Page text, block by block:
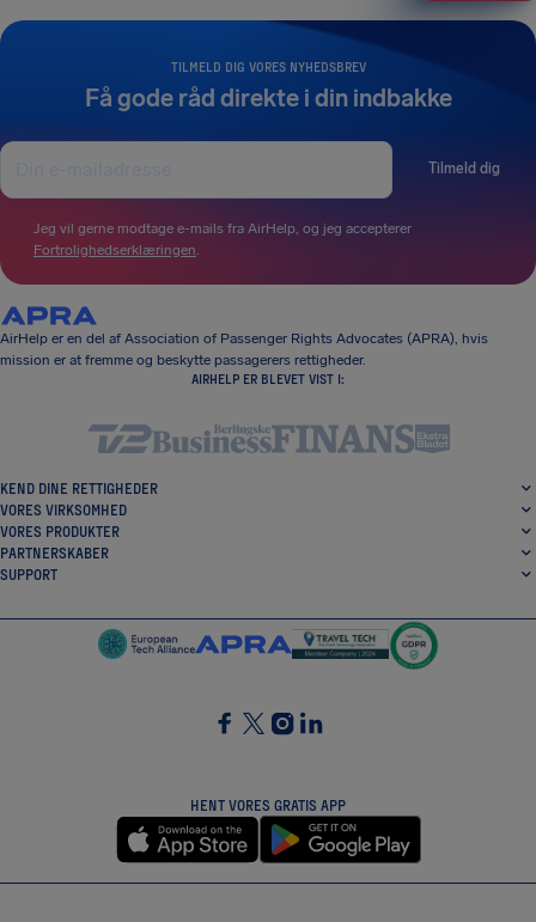
TILMELD DIG VORES NYHEDSBREV
Få gode råd direkte i din indbakke
Tilmeld dig
Jeg vil gerne modtage e-mails fra AirHelp, og jeg accepterer
Fortrolighedserklæringen
AirHelp er en del af Association of Passenger Rights Advocates (APRA), hvis
mission er at fremme og beskytte passagerers rettigheder.
AIRHELP ER BLEVET VIST I:
KEND DINE RETTIGHEDER
VORES VIRKSOMHED
VORES PRODUKTER
PARTNERSKABER
SUPPORT
HENT VORES GRATIS APP